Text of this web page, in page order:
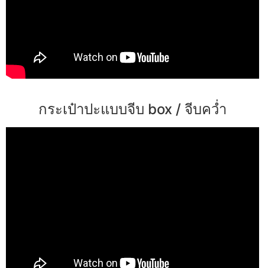
กระเป๋าปะแบบจีบ box / จีบคว่ำ